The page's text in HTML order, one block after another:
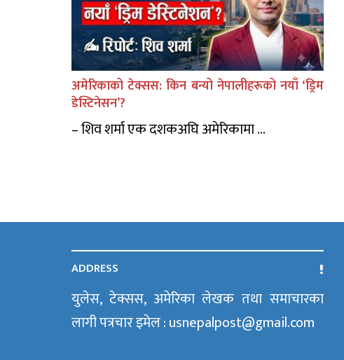
अमेरिकाको टेक्सस: किन बन्यो नेपालीहरूको नयाँ ‘ड्रिम
डेस्टिनेसन’?
– शिव शर्मा एक दशकअघि अमेरिकामा ...
ADDRESS
युलेस, टेक्सस, अमेरिका लेखक तथा समाचारका
लागी पत्रचार इमेल : usnepalpost@gmail.com